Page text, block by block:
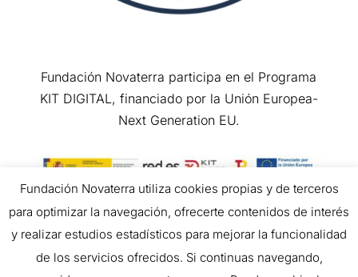
Fundación Novaterra participa en el Programa
KIT DIGITAL, financiado por la Unión Europea-
Next Generation EU.
Copyright © 2026 All Rights Reserved.
Fundación Novaterra utiliza cookies propias y de terceros
para optimizar la navegación, ofrecerte contenidos de interés
y realizar estudios estadísticos para mejorar la funcionalidad
de los servicios ofrecidos. Si continuas navegando,